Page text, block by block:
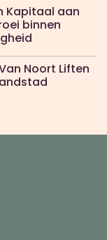
Kapitaal aan
binnen
Noort Liften